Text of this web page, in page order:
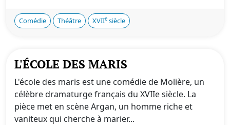
Comédie Théâtre XVIIe siècle
L'ÉCOLE DES MARIS
L'école des maris est une comédie de Molière, un
célèbre dramaturge français du XVIIe siècle. La
pièce met en scène Argan, un homme riche et
vaniteux qui cherche à marier...